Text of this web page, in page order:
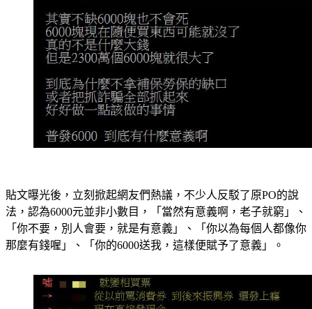
貼文曝光後，立刻掀起網友們熱議，不少人反駁了原PO的說
法，認為6000元並非小數目，「當然有意義啊，老子就窮」、
「你不要，別人會要，就是有意義」、「你以為每個人都像你
那麼有錢喔」、「你的6000送我，這樣便賦予了意義」。